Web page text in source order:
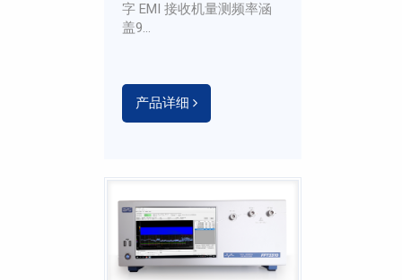
字 EMI 接收机量测频率涵
盖9...
产品详细